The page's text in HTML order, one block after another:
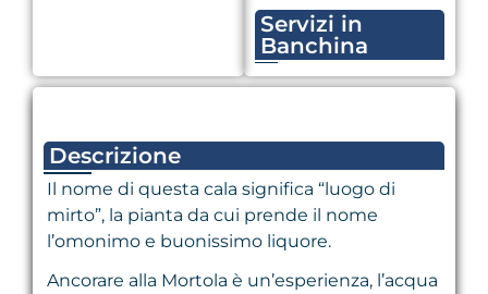
Servizi in
Banchina
Descrizione
Il nome di questa cala significa “luogo di
mirto”, la pianta da cui prende il nome
l’omonimo e buonissimo liquore.
Ancorare alla Mortola è un’esperienza, l’acqua